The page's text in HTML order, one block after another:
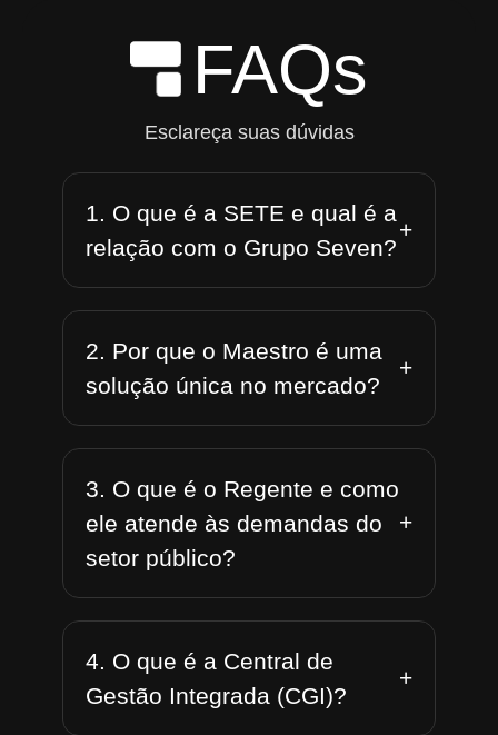
FAQs
Esclareça suas dúvidas
1. O que é a SETE e qual é a
relação com o Grupo Seven?
+
2. Por que o Maestro é uma
solução única no mercado?
+
3. O que é o Regente e como
ele atende às demandas do
setor público?
+
4. O que é a Central de
Gestão Integrada (CGI)?
+